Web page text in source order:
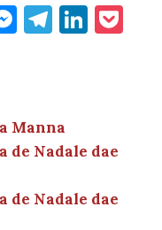
M
g
er
T
a
m
Li
n
Manna
de Nadale dae
de Nadale dae